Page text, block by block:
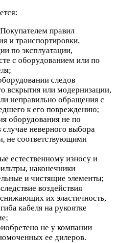
правил
и транспортировки,
по эксплуатации,
с оборудованием или по
следов
вскрытия или модернизации,
неправильно обращения с
к его повреждению;
оборудования не по
неверного выбора
не соответствующими
естественному износу и
наконечники
и чистящие элементы;
воздействия
их эластичность,
кабеля на рукоятке
не у компании
ее дилеров.